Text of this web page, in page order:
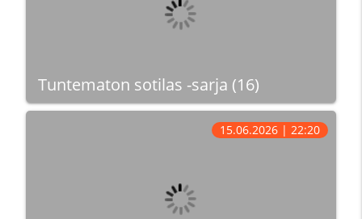
Tuntematon sotilas -sarja (16)
15.06.2026 | 22:20